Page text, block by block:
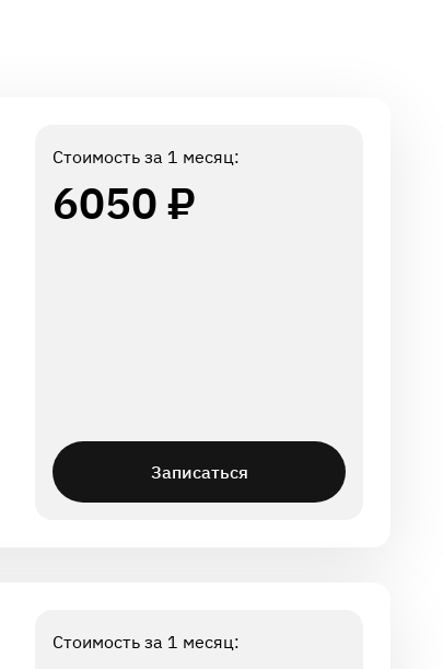
Стоимость за 1 месяц:
6050 ₽
Записаться
Стоимость за 1 месяц: